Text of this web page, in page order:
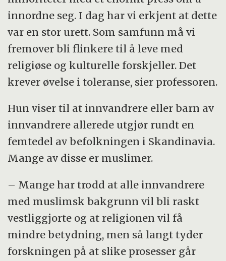
innordne seg. I dag har vi erkjent at dette
var en stor urett. Som samfunn må vi
fremover bli flinkere til å leve med
religiøse og kulturelle forskjeller. Det
krever øvelse i toleranse, sier professoren.
Hun viser til at innvandrere eller barn av
innvandrere allerede utgjør rundt en
femtedel av befolkningen i Skandinavia.
Mange av disse er muslimer.
– Mange har trodd at alle innvandrere
med muslimsk bakgrunn vil bli raskt
vestliggjorte og at religionen vil få
mindre betydning, men så langt tyder
forskningen på at slike prosesser går